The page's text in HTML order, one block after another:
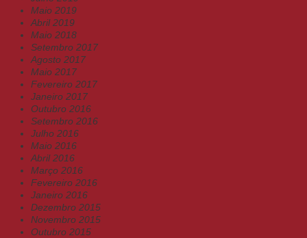
Maio 2019
Abril 2019
Maio 2018
Setembro 2017
Agosto 2017
Maio 2017
Fevereiro 2017
Janeiro 2017
Outubro 2016
Setembro 2016
Julho 2016
Maio 2016
Abril 2016
Março 2016
Fevereiro 2016
Janeiro 2016
Dezembro 2015
Novembro 2015
Outubro 2015